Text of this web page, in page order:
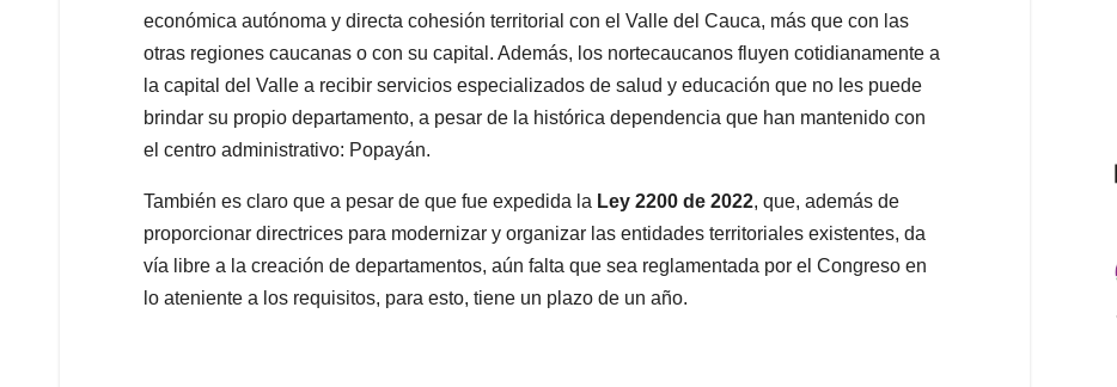
económica autónoma y directa cohesión territorial con el Valle del Cauca, más que con las
otras regiones caucanas o con su capital. Además, los nortecaucanos fluyen cotidianamente a
la capital del Valle a recibir servicios especializados de salud y educación que no les puede
brindar su propio departamento, a pesar de la histórica dependencia que han mantenido con
el centro administrativo: Popayán.
También es claro que a pesar de que fue expedida la Ley 2200 de 2022, que, además de
proporcionar directrices para modernizar y organizar las entidades territoriales existentes, da
vía libre a la creación de departamentos, aún falta que sea reglamentada por el Congreso en
lo ateniente a los requisitos, para esto, tiene un plazo de un año.